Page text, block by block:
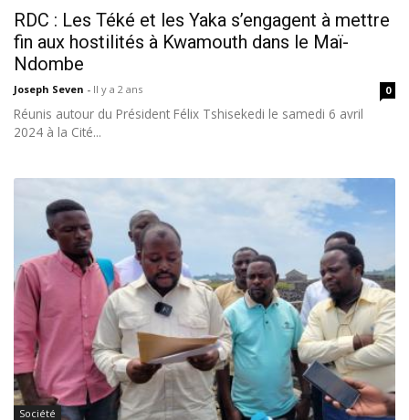
RDC : Les Téké et les Yaka s’engagent à mettre
fin aux hostilités à Kwamouth dans le Maï-
Ndombe
Joseph Seven - Il y a 2 ans 0
Réunis autour du Président Félix Tshisekedi le samedi 6 avril
2024 à la Cité...
Société